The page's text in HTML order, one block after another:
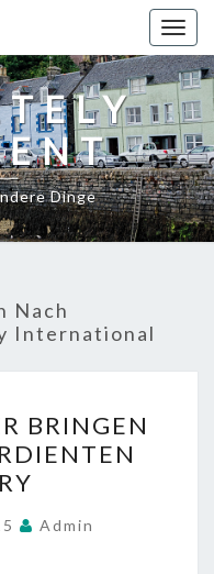
Dinge
Nach
International
BRINGEN
Admin